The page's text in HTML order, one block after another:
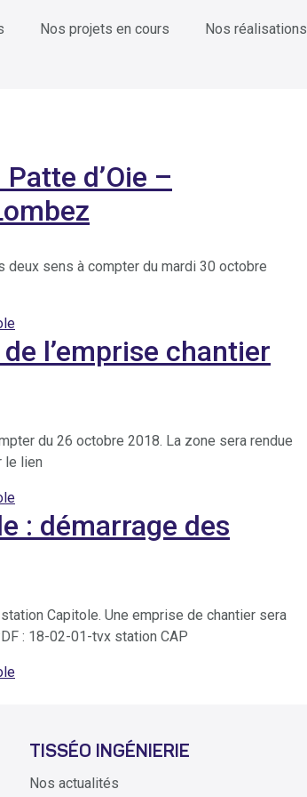
Nos projets en cours Nos réalisations
d’Oie –
deux sens à compter du mardi 30 octobre
l’emprise chantier
du 26 octobre 2018. La zone sera rendue
le lien
: démarrage des
Capitole. Une emprise de chantier sera
: 18-02-01-tvx station CAP
TISSÉO INGÉNIERIE
Nos actualités